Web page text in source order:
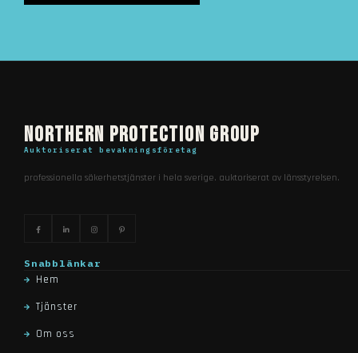
northern protection group
auktoriserat bevakningsföretag
professionella säkerhetstjänster i hela sverige. auktoriserat av länsstyrelsen.
snabblänkar
hem
tjänster
om oss